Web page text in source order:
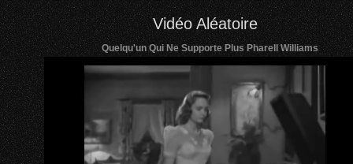
Vidéo Aléatoire
Quelqu'un Qui Ne Supporte Plus Pharell Williams